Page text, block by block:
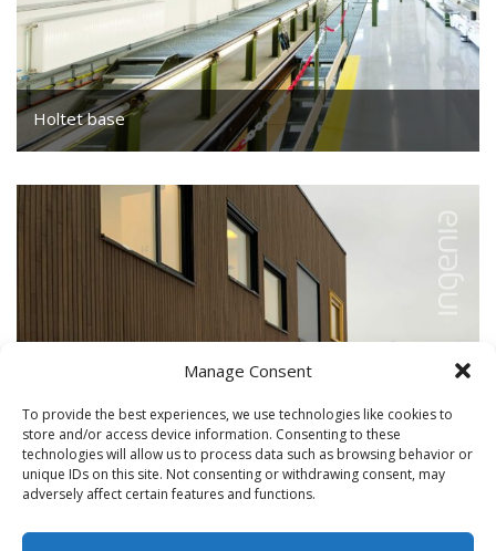
Manage Consent
To provide the best experiences, we use technologies like cookies to
store and/or access device information. Consenting to these
technologies will allow us to process data such as browsing behavior or
unique IDs on this site. Not consenting or withdrawing consent, may
adversely affect certain features and functions.
Holtet base
Totalrehabilitering av eksisterende driftsbase for
Trikken, i forbindelse med anskaffelse av Oslos nye
trikk; SL18